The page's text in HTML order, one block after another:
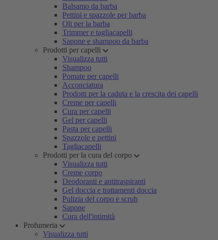
Balsamo da barba
Pettini e spazzole per barba
Oli per la barba
Trimmer e tagliacapelli
Sapone e shampoo da barba
Prodotti per capelli
Visualizza tutti
Shampoo
Pomate per capelli
Acconciatura
Prodotti per la caduta e la crescita dei capelli
Creme per capelli
Cura per capelli
Gel per capelli
Pasta per capelli
Spazzole e pettini
Tagliacapelli
Prodotti per la cura del corpo
Visualizza tutti
Creme corpo
Deodoranti e antitraspiranti
Gel doccia e trattamenti doccia
Pulizia del corpo e scrub
Sapone
Cura dell'intimità
Profumeria
Visualizza tutti